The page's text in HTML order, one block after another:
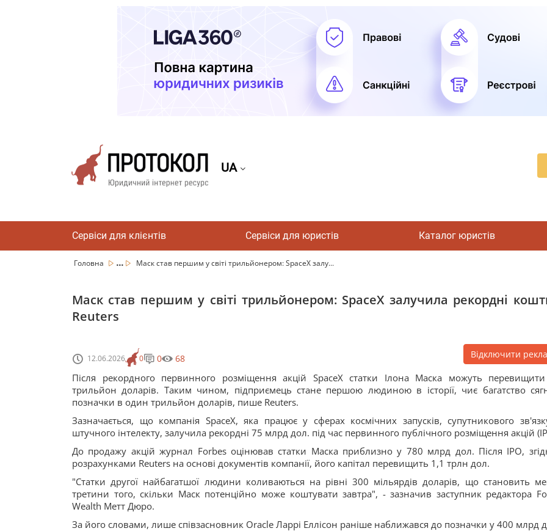
UA
Сервіси для клієнтів Сервіси для юристів Каталог юристів
Головна ... Маск став першим у світі трильйонером: SpaceX залу...
Маск став першим у світі трильйонером: SpaceX залучила рекордні
Reuters
12.06.2026 0 0 68 Відключити
Після рекордного первинного розміщення акцій SpaceX статки Ілона Маска можуть
трильйон доларів. Таким чином, підприємець стане першою людиною в історії, чиє багатство
позначки в один трильйон доларів, пише Reuters.
Зазначається, що компанія SpaceX, яка працює у сферах космічних запусків, супутникового
штучного інтелекту, залучила рекордні 75 млрд дол. під час первинного публічного розміщення акцій
До продажу акцій журнал Forbes оцінював статки Маска приблизно у 780 млрд дол. Після IPO,
розрахунками Reuters на основі документів компанії, його капітал перевищить 1,1 трлн дол.
"Статки другої найбагатшої людини коливаються на рівні 300 мільярдів доларів, що становить
третини того, скільки Маск потенційно може коштувати завтра", - зазначив заступник редактора
Wealth Метт Дюро.
За його словами, лише співзасновник Oracle Ларрі Еллісон раніше наближався до позначки у 400 млрд